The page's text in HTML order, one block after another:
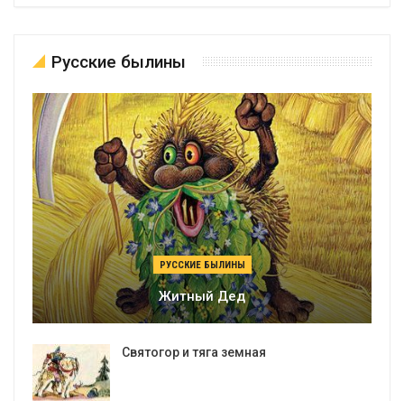
Русские былины
РУССКИЕ БЫЛИНЫ
Житный Дед
Святогор и тяга земная